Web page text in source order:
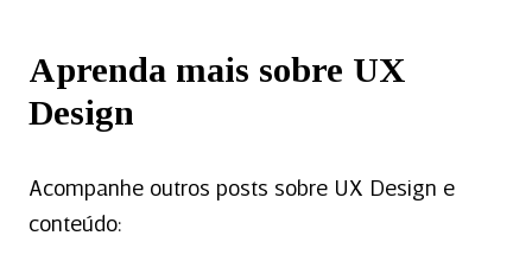
Aprenda mais sobre UX
Design
Acompanhe outros posts sobre UX Design e
conteúdo: